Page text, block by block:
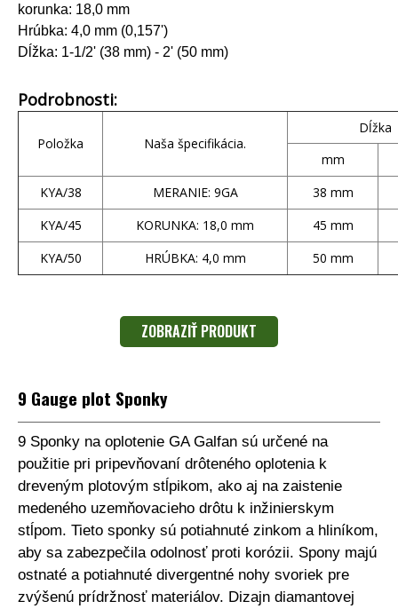
korunka: 18,0 mm
Hrúbka: 4,0 mm (0,157')
Dĺžka: 1-1/2' (38 mm) - 2' (50 mm)
Podrobnosti:
Položka Naša špecifikácia.
Dĺžka
mm
KYA/38
MERANIE: 9GA
38 mm
KYA/45
KORUNKA: 18,0 mm
45 mm
KYA/50
HRÚBKA: 4,0 mm 50 mm
ZOBRAZIŤ PRODUKT
9 Gauge plot Sponky
9 Sponky na oplotenie GA Galfan sú určené na
použitie pri pripevňovaní drôteného oplotenia k
dreveným plotovým stĺpikom, ako aj na zaistenie
medeného uzemňovacieho drôtu k inžinierskym
stĺpom. Tieto sponky sú potiahnuté zinkom a hliníkom,
aby sa zabezpečila odolnosť proti korózii. Spony majú
ostnaté a potiahnuté divergentné nohy svoriek pre
zvýšenú prídržnosť materiálov. Dizajn diamantovej